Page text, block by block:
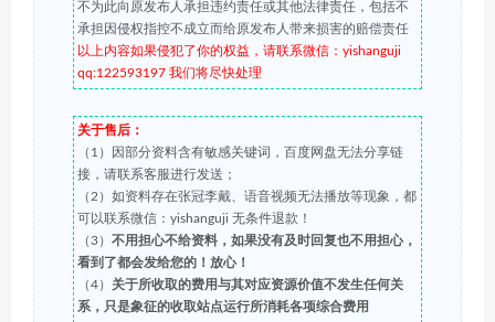
不为此向原发布人承担违约责任或其他法律责任，包括不
承担因侵权指控不成立而给原发布人带来损害的赔偿责任
以上内容如果侵犯了你的权益，请联系微信：yishanguji
qq:122593197 我们将尽快处理
关于售后：
（1）因部分资料含有敏感关键词，百度网盘无法分享链
接，请联系客服进行发送；
（2）如资料存在张冠李戴、语音视频无法播放等现象，都
可以联系微信：yishanguji 无条件退款！
（3） 不用担心不给资料，如果没有及时回复也不用担心，
看到了都会发给您的！放心！
（4） 关于所收取的费用与其对应资源价值不发生任何关
系，只是象征的收取站点运行所消耗各项综合费用